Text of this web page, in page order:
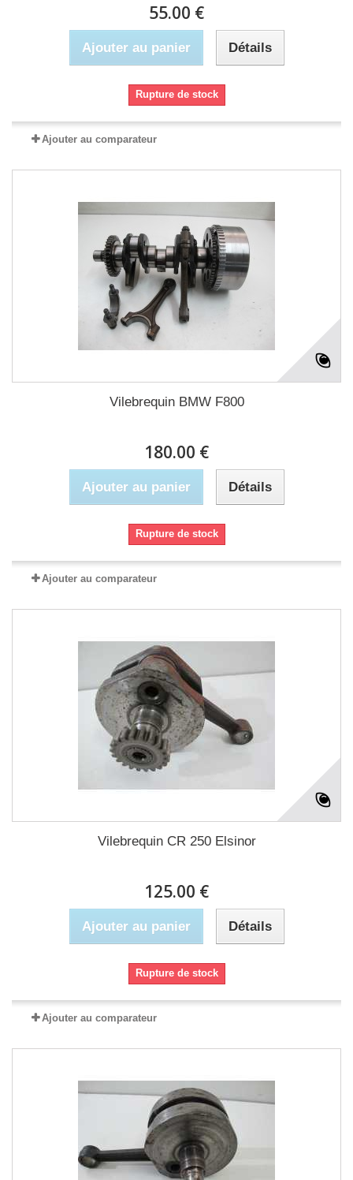
55.00 €
Ajouter au panier Détails
Rupture de stock
Ajouter au comparateur
Vilebrequin BMW F800
180.00 €
Ajouter au panier Détails
Rupture de stock
Ajouter au comparateur
Vilebrequin CR 250 Elsinor
125.00 €
Ajouter au panier Détails
Rupture de stock
Ajouter au comparateur